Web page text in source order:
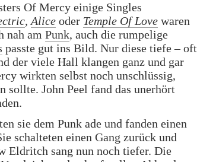
Of Mercy einige Singles
, Alice oder Temple Of Love waren
nah am Punk, auch die rumpelige
passte gut ins Bild. Nur diese tiefe – oft
der viele Hall klangen ganz und gar
wirkten selbst noch unschlüssig,
sollte. John Peel fand das unerhört
sie dem Punk ade und fanden einen
schalteten einen Gang zurück und
Eldritch sang nun noch tiefer. Die